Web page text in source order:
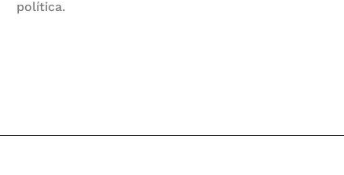
política.